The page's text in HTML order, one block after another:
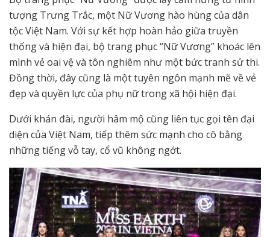
tượng Trưng Trắc, một Nữ Vương hào hùng của dân
tộc Việt Nam. Với sự kết hợp hoàn hảo giữa truyền
thống và hiện đại, bộ trang phục “Nữ Vương” khoác lên
mình vẻ oai vệ và tôn nghiêm như một bức tranh sử thi.
Đồng thời, đây cũng là một tuyên ngôn mạnh mẽ về vẻ
đẹp và quyền lực của phụ nữ trong xã hội hiện đại.
Dưới khán đài, người hâm mộ cũng liên tục gọi tên đại
diện của Việt Nam, tiếp thêm sức mạnh cho cô bằng
những tiếng vỗ tay, cổ vũ không ngớt.